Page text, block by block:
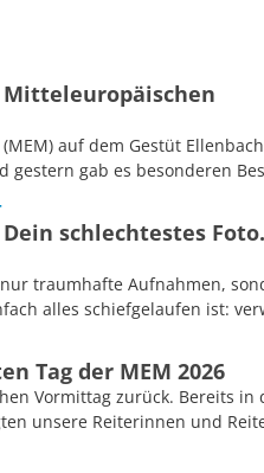
Mitteleuropäischen
auf dem Gestüt
gab es besonderen
schlechtestes
traumhafte Aufnahmen,
alles schiefgelaufen ist:
Tag der MEM 2026
Vormittag zurück. Bereits in
unsere Reiterinnen und